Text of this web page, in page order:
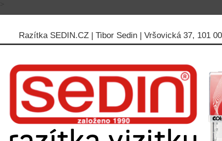
>
Razítka SEDIN.CZ | Tibor Sedin | Vršovická 37, 101